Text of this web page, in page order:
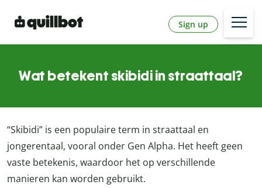
Sign up
Wat betekent skibidi in straattaal?
“Skibidi” is een populaire term in straattaal en
jongerentaal, vooral onder Gen Alpha. Het heeft geen
vaste betekenis, waardoor het op verschillende
manieren kan worden gebruikt.